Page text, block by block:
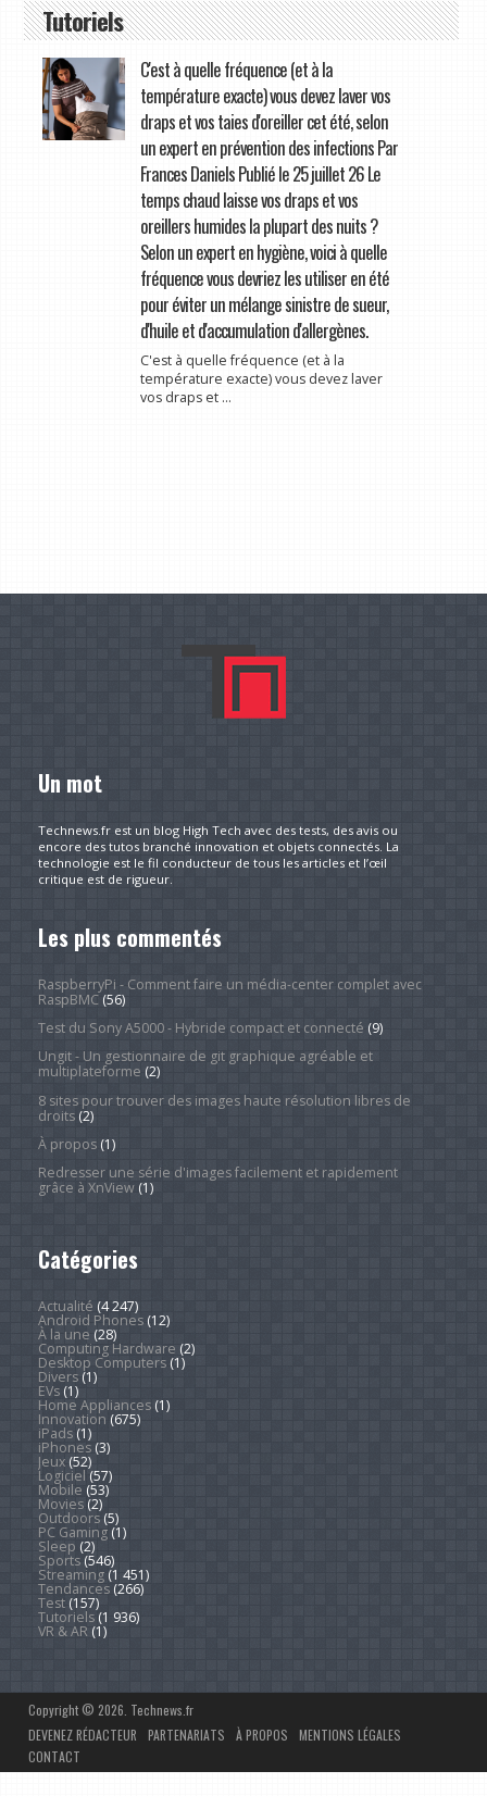
Tutoriels
C'est à quelle fréquence (et à la
température exacte) vous devez laver vos
draps et vos taies d'oreiller cet été, selon
un expert en prévention des infections Par
Frances Daniels Publié le 25 juillet 26 Le
temps chaud laisse vos draps et vos
oreillers humides la plupart des nuits ?
Selon un expert en hygiène, voici à quelle
fréquence vous devriez les utiliser en été
pour éviter un mélange sinistre de sueur,
d'huile et d'accumulation d'allergènes.
C'est à quelle fréquence (et à la
température exacte) vous devez laver
vos draps et ...
Un mot
Technews.fr est un blog High Tech avec des tests, des avis ou
encore des tutos branché innovation et objets connectés. La
technologie est le fil conducteur de tous les articles et l’œil
critique est de rigueur.
Les plus commentés
RaspberryPi - Comment faire un média-center complet avec
RaspBMC(56)
Test du Sony A5000 - Hybride compact et connecté (9)
Ungit - Un gestionnaire de git graphique agréable et
multiplateforme (2)
8 sites pour trouver des images haute résolution libres de
droits(2)
À propos(1)
Redresser une série d'images facilement et rapidement
grâce à XnView(1)
Catégories
Actualité (4 247)
Android Phones(12)
À la une (28)
Computing Hardware (2)
Desktop Computers(1)
Divers(1)
EVs(1)
Home Appliances(1)
Innovation (675)
iPads(1)
iPhones(3)
Jeux(52)
Logiciel (57)
Mobile (53)
Movies(2)
Outdoors(5)
PC Gaming(1)
Sleep (2)
Sports(546)
Streaming(1 451)
Tendances(266)
Test(157)
Tutoriels(1 936)
VR & AR(1)
Copyright © 2026. Technews.fr
DEVENEZ RÉDACTEUR
PARTENARIATS À PROPOS
MENTIONS LÉGALES
CONTACT